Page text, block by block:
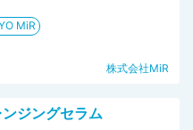
MiR
株式会社MiR
ジングセラム